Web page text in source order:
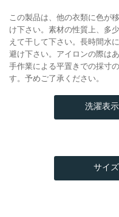
この製品は、他の衣類に色が
け下さい。素材の性質上、多
えて干して下さい。長時間水
避け下さい。アイロンの際は
手作業による平置きでの採寸
す。予めご了承ください。
洗濯表
サイ